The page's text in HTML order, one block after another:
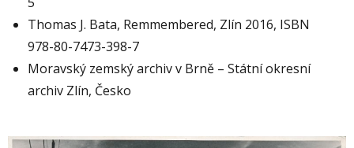
Thomas J. Bata, Remmembered, Zlín 2016, ISBN
978-80-7473-398-7
Moravský zemský archiv v Brně – Státní okresní
archiv Zlín, Česko